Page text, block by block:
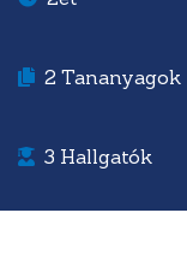
2 Tananyagok
3 Hallgatók